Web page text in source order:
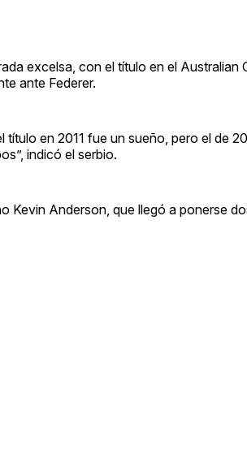
excelsa, con el título en el Australian
ante Federer.
en 2011 fue un sueño, pero el de
indicó el serbio.
Kevin Anderson, que llegó a ponerse